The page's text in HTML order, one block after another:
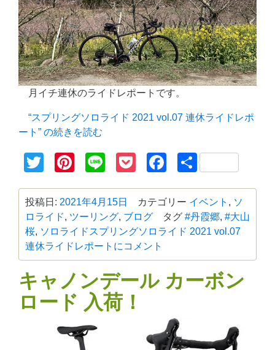
月イチ連休のライドレポートです。
“スプリングソロライド 2021 vol.07 連休ライドレポ
ート” の続きを読む
TwitterPinterest
Line PocketFacebook
共
投稿日: 2021年4月15日 カテゴリー イベント , ソ
ロライド, ツーリング, ブログ タグ #丹霞郷, #大山
桜, ソロライド スプリングソロライド 2021 vol.07
連休ライドレポートに コメント
キャノンデール カーボン
ロード 入荷！